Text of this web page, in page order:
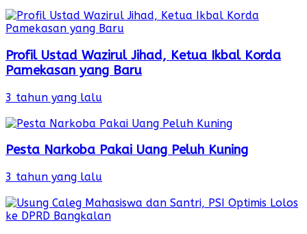
Profil Ustad Wazirul Jihad, Ketua Ikbal Korda
Pamekasan yang Baru
3 tahun yang lalu
Pesta Narkoba Pakai Uang Peluh Kuning
3 tahun yang lalu